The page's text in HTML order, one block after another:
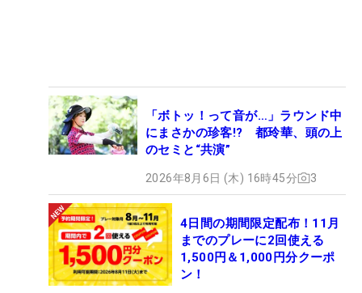
「ボトッ！って音が…」ラウンド中
にまさかの珍客!? 都玲華、頭の上
のセミと“共演”
2026年8月6日 (木) 16時45分 3
4日間の期間限定配布！11月
までのプレーに2回使える
1,500円＆1,000円分クーポ
ン！